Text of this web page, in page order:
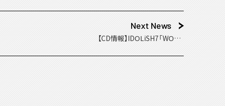
Next News
【CD情報】IDOLiSH7「WOND